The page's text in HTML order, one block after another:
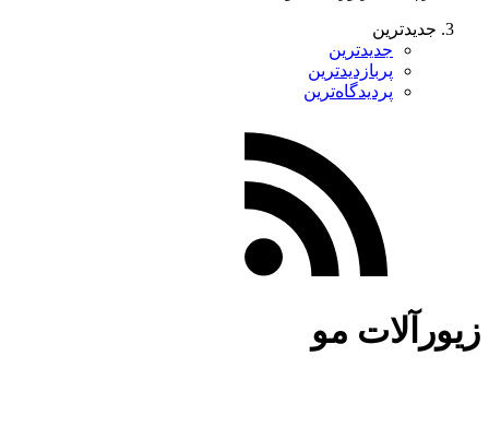
جدیدترین
جدیدترین
پربازدیدترین
پردیدگاه‌ترین
زیورآلات مو